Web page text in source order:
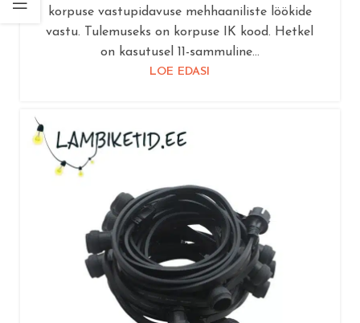
korpuse vastupidavuse mehhaaniliste löökide
vastu. Tulemuseks on korpuse IK kood. Hetkel
on kasutusel 11-sammuline...
LOE EDASI